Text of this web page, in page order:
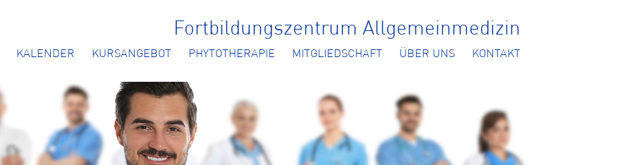
Fortbildungszentrum Allgemeinmedizin
KALENDER KURSANGEBOT PHYTOTHERAPIE MITGLIEDSCHAFT ÜBER UNS KONTAKT